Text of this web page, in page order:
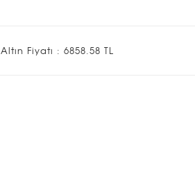
Altın Fiyatı : 6858.58 TL